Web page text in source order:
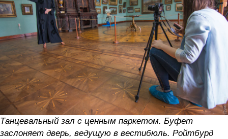
Танцевальный зал с ценным паркетом. Буфет
заслоняет дверь, ведущую в вестибюль. Ройтбурд